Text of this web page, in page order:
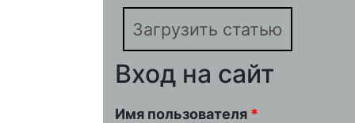
Загрузить статью
Вход на сайт
Имя пользователя *